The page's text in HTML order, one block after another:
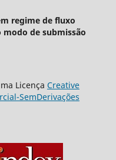
regime de fluxo
de submissão
Licença Creative
SemDerivações